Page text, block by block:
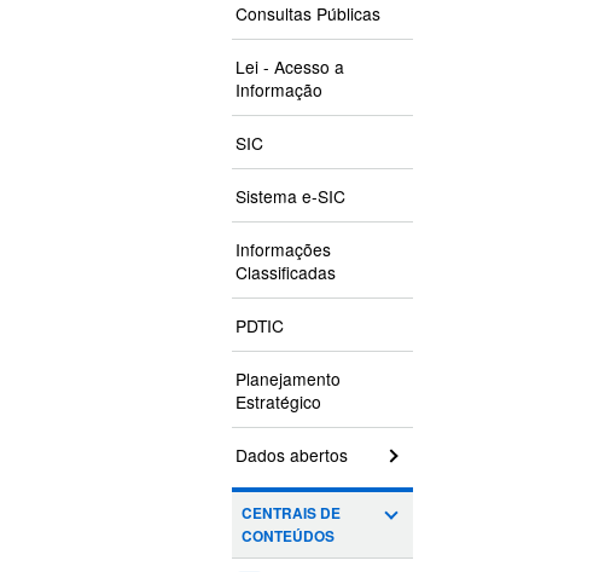
Consultas Públicas
Lei - Acesso a
Informação
SIC
Sistema e-SIC
Informações
Classificadas
PDTIC
Planejamento
Estratégico
Dados abertos
CENTRAIS DE
CONTEÚDOS